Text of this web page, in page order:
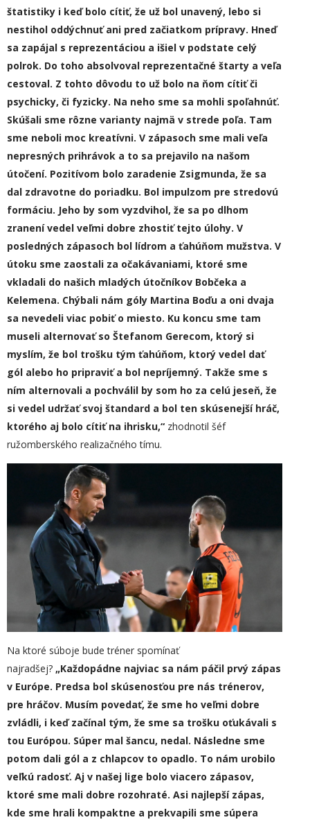
štatistiky i keď bolo cítiť, že už bol unavený, lebo si
nestihol oddýchnuť ani pred začiatkom prípravy. Hneď
sa zapájal s reprezentáciou a išiel v podstate celý
polrok. Do toho absolvoval reprezentačné štarty a veľa
cestoval. Z tohto dôvodu to už bolo na ňom cítiť či
psychicky, či fyzicky. Na neho sme sa mohli spoľahnúť.
Skúšali sme rôzne varianty najmä v strede poľa. Tam
sme neboli moc kreatívni. V zápasoch sme mali veľa
nepresných prihrávok a to sa prejavilo na našom
útočení. Pozitívom bolo zaradenie Zsigmunda, že sa
dal zdravotne do poriadku. Bol impulzom pre stredovú
formáciu. Jeho by som vyzdvihol, že sa po dlhom
zranení vedel veľmi dobre zhostiť tejto úlohy. V
posledných zápasoch bol lídrom a ťahúňom mužstva. V
útoku sme zaostali za očakávaniami, ktoré sme
vkladali do našich mladých útočníkov Bobčeka a
Kelemena. Chýbali nám góly Martina Boďu a oni dvaja
sa nevedeli viac pobiť o miesto. Ku koncu sme tam
museli alternovať so Štefanom Gerecom, ktorý si
myslím, že bol trošku tým ťahúňom, ktorý vedel dať
gól alebo ho pripraviť a bol nepríjemný. Takže sme s
ním alternovali a pochválil by som ho za celú jeseň, že
si vedel udržať svoj štandard a bol ten skúsenejší hráč,
ktorého aj bolo cítiť na ihrisku,“ zhodnotil šéf
ružomberského realizačného tímu.
Na ktoré súboje bude tréner spomínať
najradšej? „Každopádne najviac sa nám páčil prvý zápas
v Európe. Predsa bol skúsenosťou pre nás trénerov,
pre hráčov. Musím povedať, že sme ho veľmi dobre
zvládli, i keď začínal tým, že sme sa trošku oťukávali s
tou Európou. Súper mal šancu, nedal. Následne sme
potom dali gól a z chlapcov to opadlo. To nám urobilo
veľkú radosť. Aj v našej lige bolo viacero zápasov,
ktoré sme mali dobre rozohraté. Asi najlepší zápas,
kde sme hrali kompaktne a prekvapili sme súpera